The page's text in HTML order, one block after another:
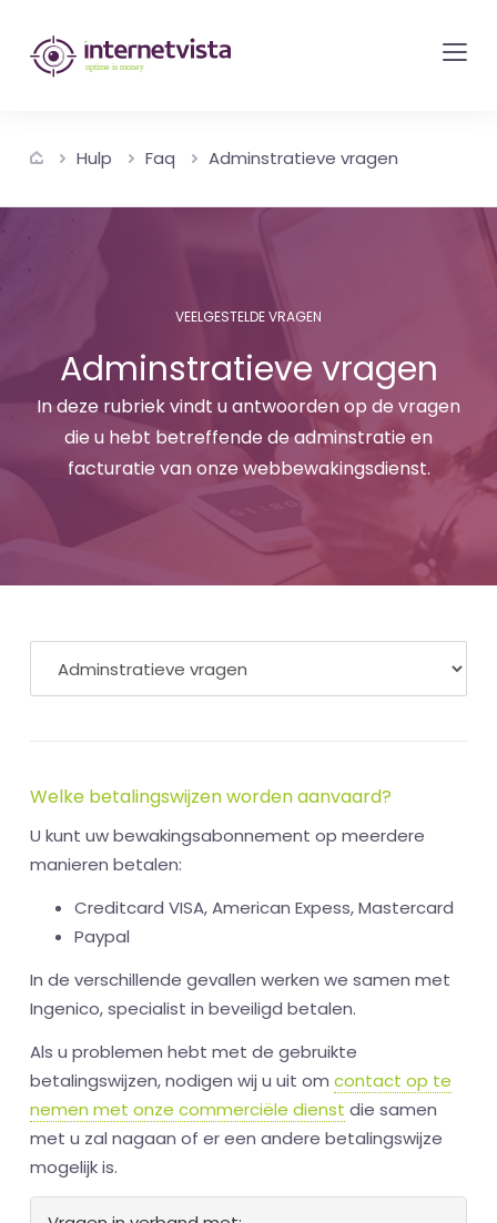
internetvista
monitoring
bewaking
van
websites
Uptime
money
Hulp Faq Adminstratieve vragen
VEELGESTELDE VRAGEN
Adminstratieve vragen
In deze rubriek vindt u antwoorden op de vragen
die u hebt betreffende de adminstratie en
facturatie van onze webbewakingsdienst.
Welke betalingswijzen worden aanvaard?
U kunt uw bewakingsabonnement op meerdere
manieren betalen:
Creditcard VISA, American Expess, Mastercard
Paypal
In de verschillende gevallen werken we samen met
Ingenico, specialist in beveiligd betalen.
Als u problemen hebt met de gebruikte
betalingswijzen, nodigen wij u uit om contact op te
nemen met onze commerciële dienst die samen
met u zal nagaan of er een andere betalingswijze
mogelijk is.